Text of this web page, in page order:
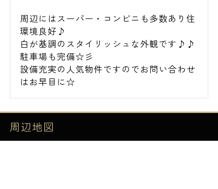
周辺にはスーパー・コンビニも多数あり住
環境良好♪
白が基調のスタイリッシュな外観です♪♪
駐車場も完備☆彡
設備充実の人気物件ですのでお問い合わせ
はお早目に☆
周辺地図